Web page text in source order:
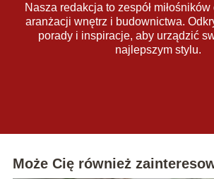
Nasza redakcja to zespół
aranżacji wnętrz i budownictwa.
porady i inspiracje, aby urządzić
najlepszym stylu.
Może Cię również